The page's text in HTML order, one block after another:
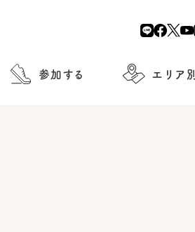
参加する エリア別